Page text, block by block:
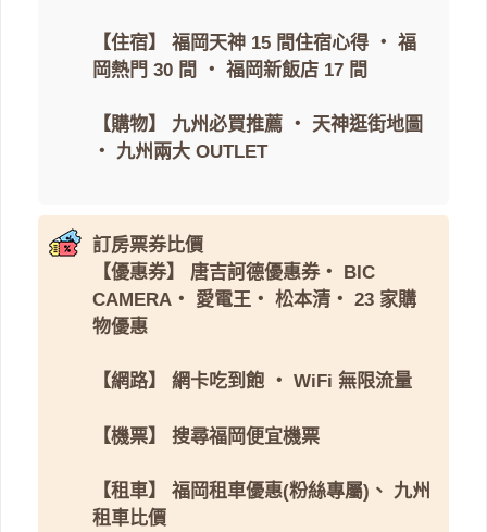
【住宿】 福岡天神 15 間住宿心得 ・ 福
岡熱門 30 間
・ 福岡新飯店 17 間
【購物】 九州必買推薦 ・ 天神逛街地圖
・ 九州兩大 OUTLET
訂房票券比價
【優惠券】
唐吉訶德優惠券・
BIC
CAMERA ・ 愛電王 ・ 松本清 ・ 23 家購
物優惠
【網路】 網卡吃到飽 ・ WiFi 無限流量
【機票】 搜尋福岡便宜機票
【租車】 福岡租車優惠(粉絲專屬) 、 九州
租車比價